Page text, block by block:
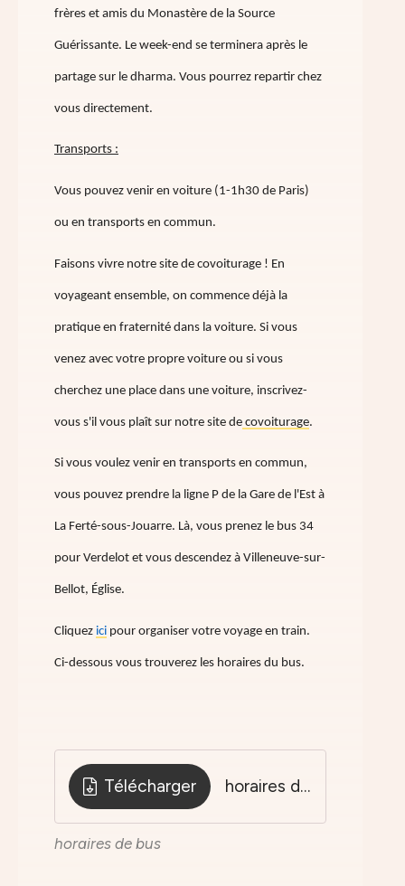
frères et amis du Monastère de la Source
Guérissante. Le week-end se terminera après le
partage sur le dharma. Vous pourrez repartir chez
vous directement.
Transports :
Vous pouvez venir en voiture (1-1h30 de Paris)
ou en transports en commun.
Faisons vivre notre site de covoiturage ! En
voyageant ensemble, on commence déjà la
pratique en fraternité dans la voiture. Si vous
venez avec votre propre voiture ou si vous
cherchez une place dans une voiture, inscrivez-
vous s'il vous plaît sur notre site de covoiturage.
Si vous voulez venir en transports en commun,
vous pouvez prendre la ligne P de la Gare de l'Est à
La Ferté-sous-Jouarre. Là, vous prenez le bus 34
pour Verdelot et vous descendez à Villeneuve-sur-
Bellot, Église.
Cliquez ici pour organiser votre voyage en train.
Ci-dessous vous trouverez les horaires du bus.
Télécharger horaires de bus
horaires de bus